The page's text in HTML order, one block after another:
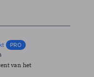
PRO
van het